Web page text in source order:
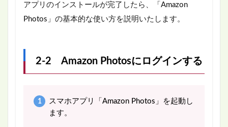
アプリのインストールが完了したら、「Amazon
Photos」の基本的な使い方を説明いたします。
2-2 Amazon Photosにログインする
スマホアプリ「Amazon Photos」を起動し
ます。